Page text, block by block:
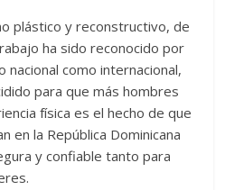
plástico y reconstructivo, de
ha sido reconocido por
como internacional,
para que más hombres
física es el hecho de que
en la República Dominicana
y confiable tanto para